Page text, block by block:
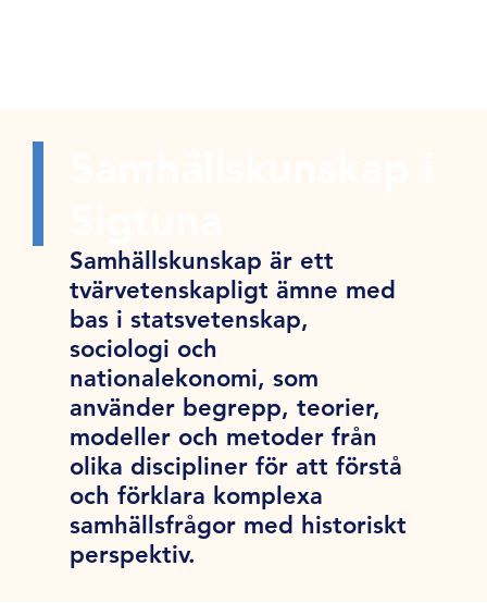
Samhällskunskap är ett
tvärvetenskapligt ämne med
bas i statsvetenskap,
sociologi och
nationalekonomi, som
använder begrepp, teorier,
modeller och metoder från
olika discipliner för att förstå
och förklara komplexa
samhällsfrågor med historiskt
perspektiv.